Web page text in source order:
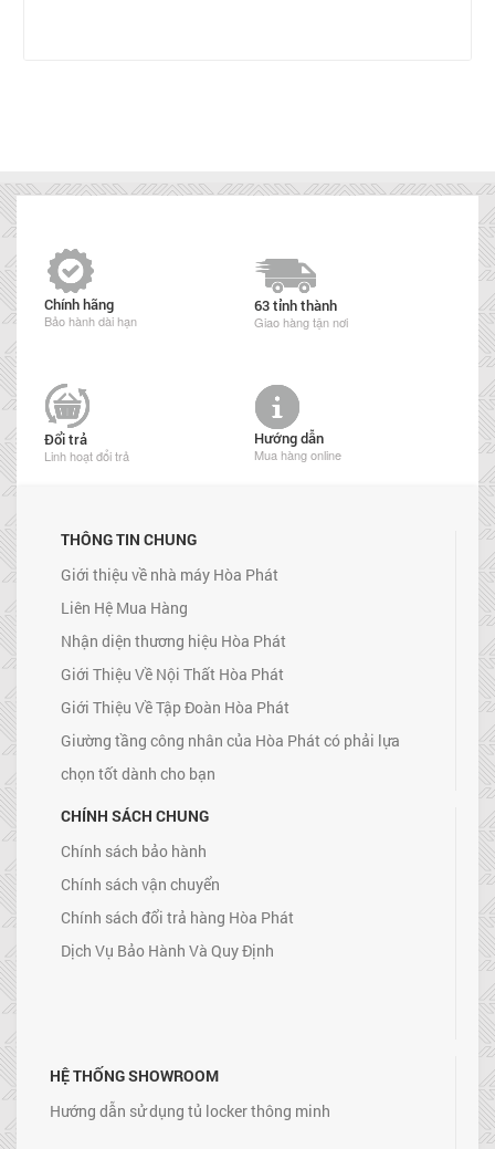
Chính hãng
Bảo hành dài hạn
63 tỉnh thành
Giao hàng tận nơi
Đổi trả
Linh hoạt đổi trả
Hướng dẫn
Mua hàng online
THÔNG TIN CHUNG
Giới thiệu về nhà máy Hòa Phát
Liên Hệ Mua Hàng
Nhận diện thương hiệu Hòa Phát
Giới Thiệu Về Nội Thất Hòa Phát
Giới Thiệu Về Tập Đoàn Hòa Phát
Giường tầng công nhân của Hòa Phát có phải lựa
chọn tốt dành cho bạn
CHÍNH SÁCH CHUNG
Chính sách bảo hành
Chính sách vận chuyển
Chính sách đổi trả hàng Hòa Phát
Dịch Vụ Bảo Hành Và Quy Định
HỆ THỐNG SHOWROOM
Hướng dẫn sử dụng tủ locker thông minh